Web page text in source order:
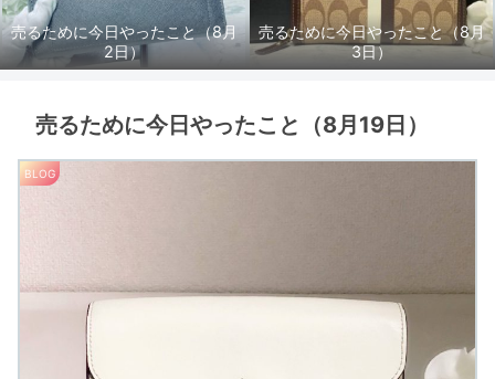
売るために今日やったこと（8月
2日）
売るために今日やったこと（8月
3日）
売るために今日やったこと（8月19日）
BLOG